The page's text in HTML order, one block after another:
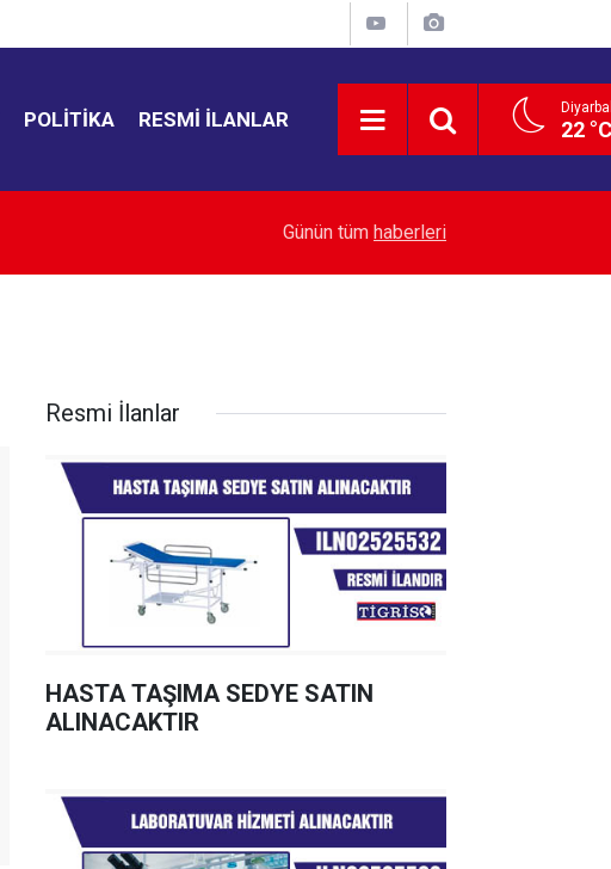
POLITIKA RESMI İLANLAR 22
Yemen’de ölü sayısı 38’e yükseldi
Günün tüm haberleri
Resmi İlanlar
HASTA TAŞIMA SEDYE SATIN
ALINACAKTIR